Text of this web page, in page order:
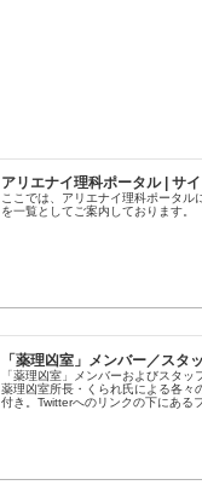
アリエナイ理科ポータル | サ
ここでは、アリエナイ理科ポータル
を一覧としてご案内しております。
「薬理凶室」メンバー／スタ
「薬理凶室」メンバーおよびスタッ
薬理凶室所長・くられ氏による各々
付き。Twitterへのリンクの下にある